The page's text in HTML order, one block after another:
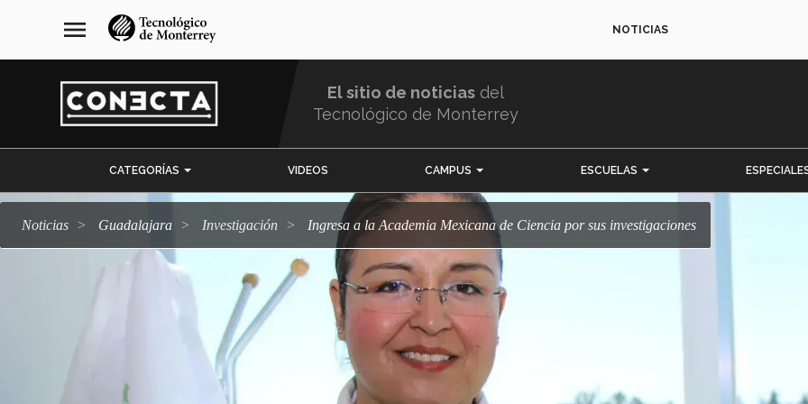
navegación
principal
menu NOTICIAS
El sitio de noticias del
Tecnológico de Monterrey
CATEGORÍAS VIDEOS CAMPUS ESCUELAS
Noticias Guadalajara Investigación Ingresa a la Academia Mexicana de Ciencia por sus investigaciones